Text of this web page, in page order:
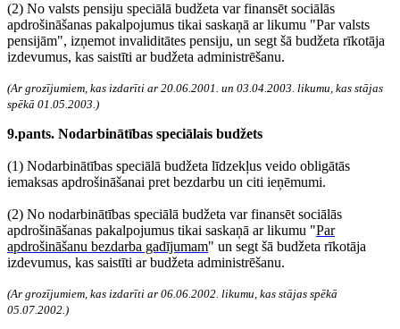
(2) No valsts pensiju speciālā budžeta var finansēt sociālās
apdrošināšanas pakalpojumus tikai saskaņā ar likumu "Par valsts
pensijām", izņemot invaliditātes pensiju, un segt šā budžeta rīkotāja
izdevumus, kas saistīti ar budžeta administrēšanu.
(Ar grozījumiem, kas izdarīti ar 20.06.2001. un 03.04.2003. likumu, kas stājas
spēkā 01.05.2003.)
9.pants. Nodarbinātības speciālais budžets
(1) Nodarbinātības speciālā budžeta līdzekļus veido obligātās
iemaksas apdrošināšanai pret bezdarbu un citi ieņēmumi.
(2) No nodarbinātības speciālā budžeta var finansēt sociālās
apdrošināšanas pakalpojumus tikai saskaņā ar likumu "Par
apdrošināšanu bezdarba gadījumam" un segt šā budžeta rīkotāja
izdevumus, kas saistīti ar budžeta administrēšanu.
(Ar grozījumiem, kas izdarīti ar 06.06.2002. likumu, kas stājas spēkā
05.07.2002.)